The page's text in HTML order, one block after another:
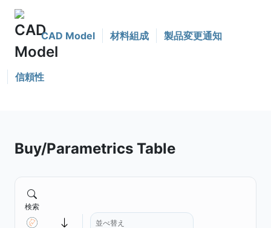
CAD Model 材料組成 製品変更通知
信頼性
Buy/Parametrics Table
検索
並べ替え